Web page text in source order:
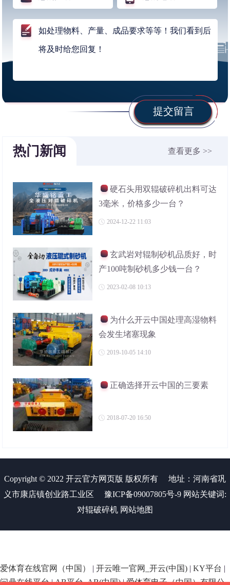
提交留言
热门新闻 查看更多 >>
硬石头用双辊破碎机出料可达
3毫米，价格多少一台？
2024-12-22 11:03
玄武岩对辊制砂机品质好，时
产100吨制砂机多少钱一台？
2023-02-08 10:13
为什么开云中国处理高湿物料
会发生堵塞现象
2019-10-05 14:10
正确选择开云中国的三要素
2018-07-20 16:50
Copyright © 2022 开云官方网页版 版权所有
地址：河南省巩
义市康店镇创业路工业区
豫ICP备09007805号-9 网站关键词:
对辊破碎机 网站地图
爱体育在线官网（中国） | 开云唯一官网_开云(中国) | KY平台 |
问鼎在线平台|AB平台_AB(中国)|爱体育电子（中国）有限公